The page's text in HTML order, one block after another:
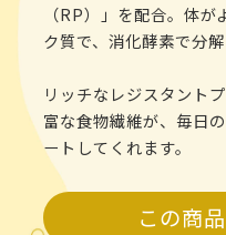
（RP）」を配合。体
ク質で、消化酵素で分
リッチなレジスタント
富な食物繊維が、毎日
ートしてくれます。
この商